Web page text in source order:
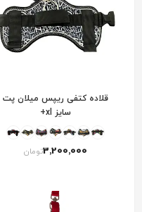
قلاده کتفی ریپس میلان پت
سایز xl+
3٬200٬000تومان